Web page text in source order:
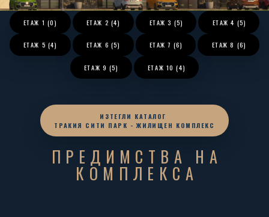
ЕТАЖ 1 (0) ЕТАЖ 2 (4) ЕТАЖ 3 (5) ЕТАЖ4 (5)
ЕТАЖ 5 (4) ЕТАЖ 6 (5) ЕТАЖ7 (6) ЕТАЖ8 (6)
ЕТАЖ 9 (5) ЕТАЖ 10 (4)
ИЗТЕГЛИ КАТАЛОГ
ТРАКИЯ СИТИ ПАРК - ЖИЛИЩЕН КОМПЛЕКС
ПРЕДИМСТВА НА
КОМПЛЕКСА